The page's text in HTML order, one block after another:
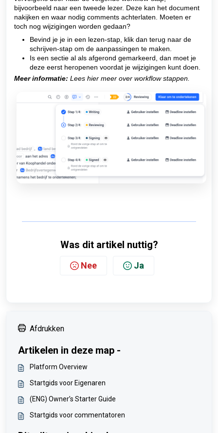
bijvoorbeeld naar een tweede lezer. Deze kan het document
nakijken en waar nodig comments achterlaten. Moeten er
toch nog wijzigingen worden gedaan?
Bevind je je in een lezen-stap, klik dan terug naar de
schrijven-stap om de aanpassingen te maken.
Is een sectie al als afgerond gemarkeerd, dan moet je
deze eerst heropenen voordat je wijzigingen kunt doen.
Meer informatie: Lees hier meer over workflow stappen.
Was dit artikel nuttig?
Nee Ja
Afdrukken
Artikelen in deze map -
Platform Overview
Startgids voor Eigenaren
(ENG) Owner’s Starter Guide
Startgids voor commentatoren